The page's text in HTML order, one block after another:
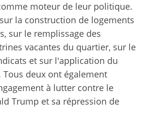
moteur de leur politique.
la construction de logements
sur le remplissage des
vacantes du quartier, sur le
et sur l'application du
deux ont également
à lutter contre le
Trump et sa répression de